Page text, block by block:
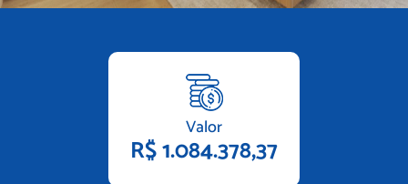
Valor
R$ 1.084.378,37